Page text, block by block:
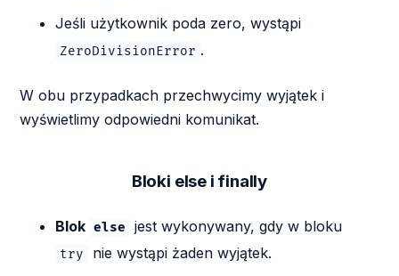
Jeśli użytkownik poda zero, wystąpi
ZeroDivisionError .
W obu przypadkach przechwycimy wyjątek i
wyświetlimy odpowiedni komunikat.
Bloki else i finally
Blok else jest wykonywany, gdy w bloku
try
nie wystąpi żaden wyjątek.